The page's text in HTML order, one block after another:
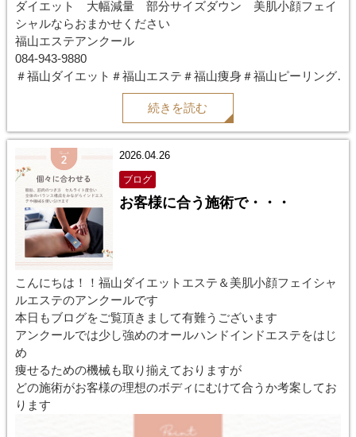
ダイエット 大幅減量 部分サイズダウン 美肌小顔フェイ
シャルならおまかせください
福山エステアンクール
084-943-9880
＃福山ダイエット＃福山エステ＃福山痩身＃福山ピーリング
＃福山フェイシャル＃ウィンバック
＃ニキビ＃毛穴＃水光ピーリング＃エクスビアンス#リアボ
ーテ
#ハーブピーリング＃ブライダルエステ
続きを読む
2026.04.26
ブログ
お客様に合う施術で・・・
こんにちは！！福山ダイエットエステ＆美肌小顔フェイシャ
ルエステのアンクールです
本日もブログをご覧頂きまして有難うございます
アンクールでは少し強めのオールハンドインドエステをはじ
め
痩せるための機械も取り揃えておりますが
どの施術がお客様の理想のボディにむけて合うか考案してお
ります